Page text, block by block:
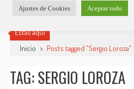
Estás aquí
Inicio > Posts tagged "Sergio Loroza"
TAG: SERGIO LOROZA
Ajustes de Cookies Aceptar todo